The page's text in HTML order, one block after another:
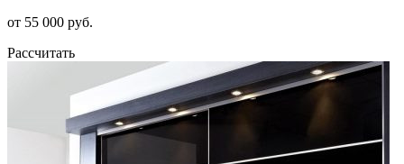
от 55 000 руб.
Рассчитать